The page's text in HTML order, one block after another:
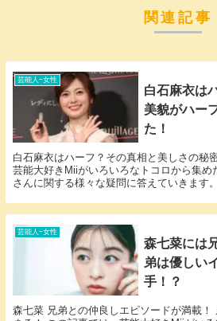
関連記事
芸能人ｰ女性
白石麻衣は
美貌がハー
た！
白石麻衣はハーフ？その真相と美しさの秘
芸能大好きMiiがいろいろなトコロから集め
さんに関する様々な疑問に答えていきます
芸能人ｰ女性
森七菜には
弟は優しい
手！？
森七菜 兄弟との仲良しエピソードが満載！